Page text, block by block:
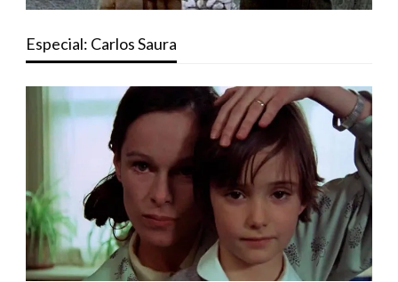
Especial: Carlos Saura